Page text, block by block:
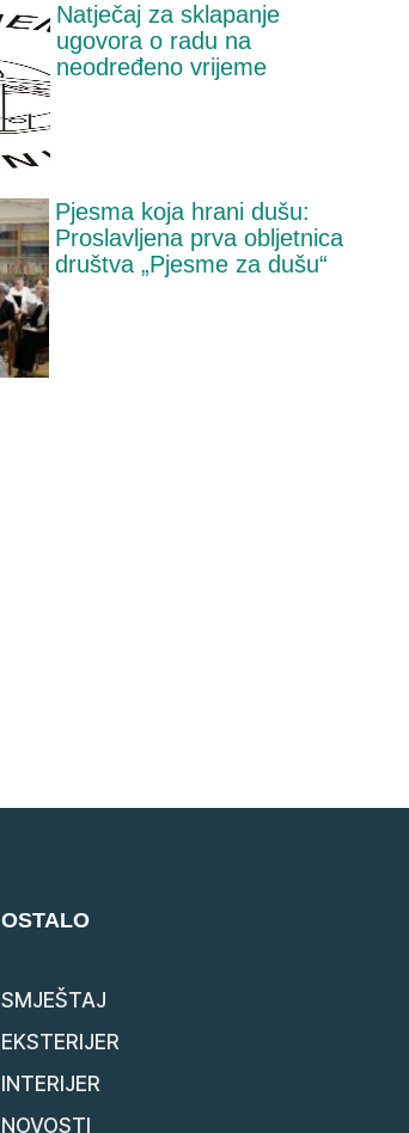
Natječaj za sklapanje
ugovora o radu na
neodređeno vrijeme
Pjesma koja hrani dušu:
Proslavljena prva obljetnica
društva „Pjesme za dušu“
OSTALO
SMJEŠTAJ
EKSTERIJER
INTERIJER
NOVOSTI